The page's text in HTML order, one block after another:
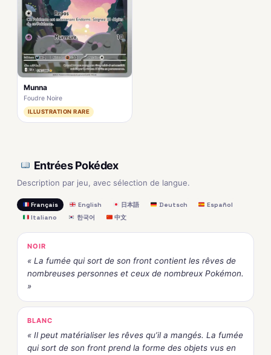
Munna
Foudre Noire
ILLUSTRATION RARE
Entrées Pokédex
Description par jeu, avec sélection de langue.
Français English 日本語 Deutsch
Español
Italiano
한국어 中文
NOIR
« La fumée qui sort de son front contient les rêves de
nombreuses personnes et ceux de nombreux Pokémon.
»
BLANC
« Il peut matérialiser les rêves qu’il a mangés. La fumée
qui sort de son front prend la forme des objets vus en